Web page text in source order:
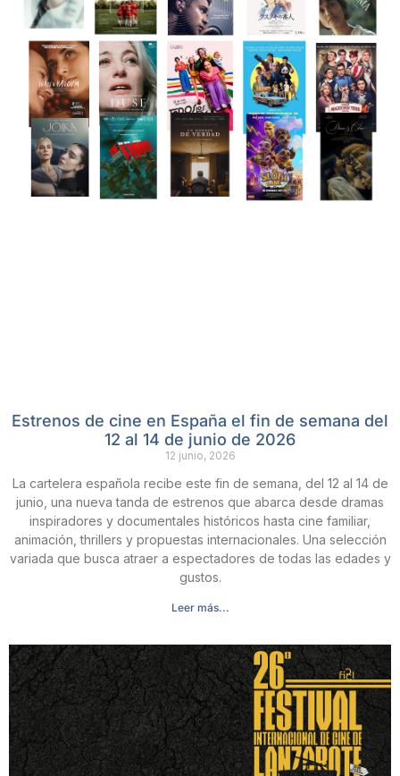
Estrenos de cine en España el fin de semana del
12 al 14 de junio de 2026
12 junio, 2026
La cartelera española recibe este fin de semana, del 12 al 14 de
junio, una nueva tanda de estrenos que abarca desde dramas
inspiradores y documentales históricos hasta cine familiar,
animación, thrillers y propuestas internacionales. Una selección
variada que busca atraer a espectadores de todas las edades y
gustos.
Leer más...